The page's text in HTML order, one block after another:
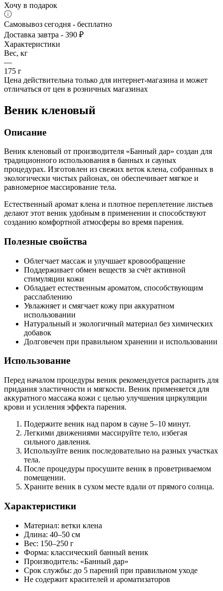
Хочу в подарок
Самовывоз сегодня - бесплатно
Доставка завтра - 390 ₽
Характеристики
Вес, кг
—
175 г
Цена действительна только для интернет-магазина и может
отличаться от цен в розничных магазинах
Веник кленовый
Описание
Веник кленовый от производителя «Банный дар» создан для
традиционного использования в банных и сауных
процедурах. Изготовлен из свежих веток клена, собранных в
экологически чистых районах, он обеспечивает мягкое и
равномерное массирование тела.
Естественный аромат клена и плотное переплетение листьев
делают этот веник удобным в применении и способствуют
созданию комфортной атмосферы во время парения.
Полезные свойства
Облегчает массаж и улучшает кровообращение
Поддерживает обмен веществ за счёт активной
стимуляции кожи
Обладает естественным ароматом, способствующим
расслаблению
Увлажняет и смягчает кожу при аккуратном
использовании
Натуральный и экологичный материал без химических
добавок
Долговечен при правильном хранении и использовании
Использование
Перед началом процедуры веник рекомендуется распарить для
придания эластичности и мягкости. Веник применяется для
аккуратного массажа кожи с целью улучшения циркуляции
крови и усиления эффекта парения.
Подержите веник над паром в сауне 5–10 минут.
Легкими движениями массируйте тело, избегая
сильного давления.
Используйте веник последовательно на разных участках
тела.
После процедуры просушите веник в проветриваемом
помещении.
Храните веник в сухом месте вдали от прямого солнца.
Характеристики
Материал: ветки клена
Длина: 40–50 см
Вес: 150–250 г
Форма: классический банный веник
Производитель: «Банный дар»
Срок службы: до 5 парений при правильном уходе
Не содержит красителей и ароматизаторов